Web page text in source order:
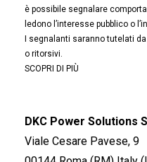
è possibile segnalare
ledono l’interesse pubblico o
I segnalanti saranno tutelati
o ritorsivi.
SCOPRI DI PIÙ
DKC Power Solutions
Viale Cesare Pavese, 9